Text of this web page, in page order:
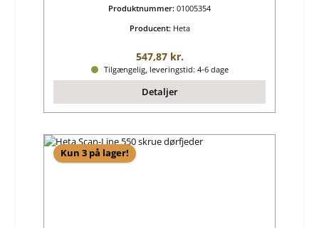
Produktnummer: 01005354
Producent: Heta
Almindelig pris:
547,87 kr.
Tilgængelig, leveringstid: 4-6 dage
Detaljer
Kun 3 på lager!